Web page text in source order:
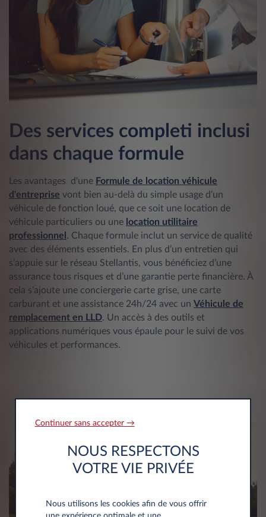
Des services completi inclusi
dans chaque formule
Les avantages d'une Formule de location véhicule
d'entreprise vont bien au-delà du simple usage d’un
véhicule de fonction loué, que ce soit une location de
véhicule particuliers ou une location utilitaire
professionnel . Chaque formule inclut un service de qualité
avec des éléments essentiels. En plus d’un entretien qui
s’appuie sur le réseau Stellantis, vous bénéficiez d’une
assurance tous risques et d’une garantie perte financière. À
cela s’ajoute une conciergerie carte grise, une carte
carburant et une assistance 24h/24 avec un Véhicule de
remplacement en LLD. Un accès à des outils et
applications numériques vous épaule pour le suivi de vos
véhicules et performances.
Continuer sans accepter →
NOUS RESPECTONS
VOTRE VIE PRIVÉE
Nous utilisons les cookies afin de vous offrir